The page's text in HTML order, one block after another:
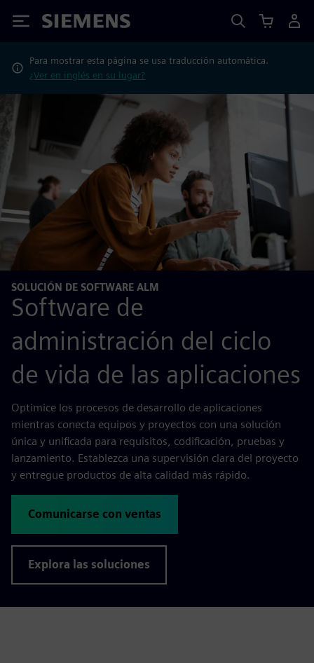
Siemens
Para mostrar esta página se usa traducción automática.
¿Ver en inglés en su lugar?
SOLUCIÓN DE SOFTWARE ALM
Software de
administración del ciclo
de vida de las aplicaciones
Optimice los procesos de desarrollo de aplicaciones
mientras conecta equipos y proyectos con una solución
única y unificada para requisitos, codificación, pruebas y
lanzamiento. Establezca una supervisión clara del proyecto
y entregue productos de alta calidad más rápido.
Comunicarse con ventas
Explora las soluciones